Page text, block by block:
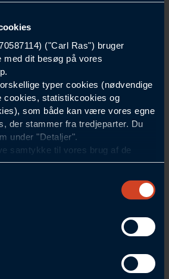
("Carl Ras") bruger
med dit besøg på vores
typer cookies (nødvendige
statistikcookies og
som både kan være vores egne
der stammer fra tredjeparter. Du
under "Detaljer".
samtykke til vores brug af de
nødvendige for at hjemmesiden
og at Carl Ras som
personoplysninger til de
eller trække dit samtykke
med Carl Ras-appen